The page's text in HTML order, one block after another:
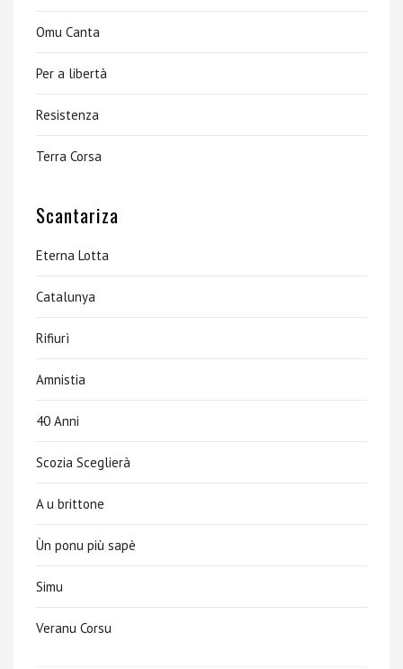
Omu Canta
Per a libertà
Resistenza
Terra Corsa
Scantariza
Eterna Lotta
Catalunya
Rifiurì
Amnistia
40 Anni
Scozia Sceglierà
A u brittone
Ùn ponu più sapè
Simu
Veranu Corsu